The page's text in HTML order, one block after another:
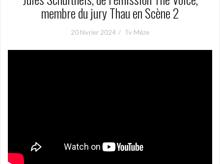
membre du jury Thau en Scène 2
20 février 2024 Tv Mèze